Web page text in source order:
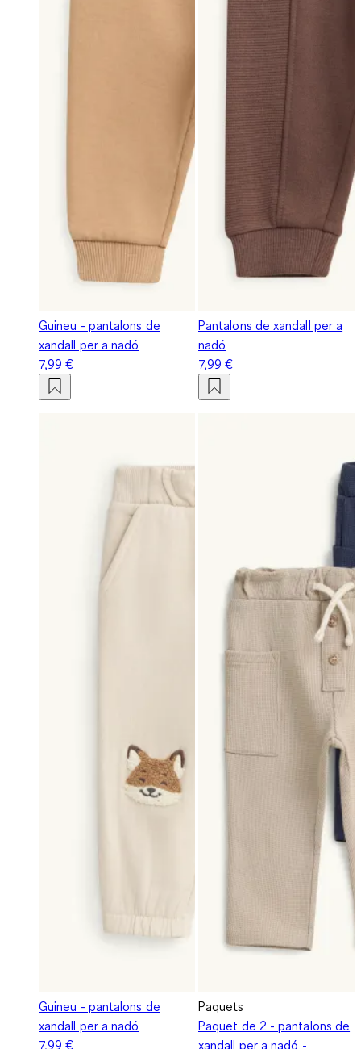
Guineu - pantalons de
xandall per a nadó
7,99 €
Pantalons de xandall per a
nadó
7,99 €
Guineu - pantalons de
xandall per a nadó
7,99 €
Paquets
Paquet de 2 - pantalons de
xandall per a nadó -